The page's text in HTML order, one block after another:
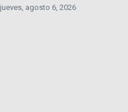
jueves, agosto 6, 2026